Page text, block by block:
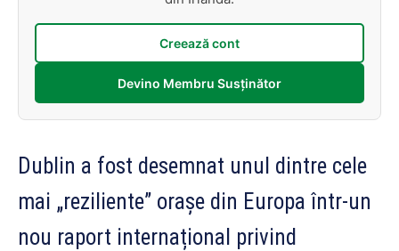
Creează cont
Devino Membru Susținător
Dublin a fost desemnat unul dintre cele
mai „reziliente” orașe din Europa într-un
nou raport internațional privind